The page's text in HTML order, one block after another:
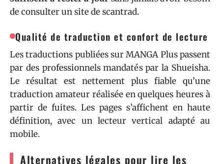
de consulter un site de scantrad.
Qualité de traduction et confort de lecture
Les traductions publiées sur MANGA Plus passent
par des professionnels mandatés par la Shueisha.
Le résultat est nettement plus fiable qu’une
traduction amateur réalisée en quelques heures à
partir de fuites. Les pages s’affichent en haute
définition, avec un lecteur vertical adapté au
mobile.
Alternatives légales pour lire les